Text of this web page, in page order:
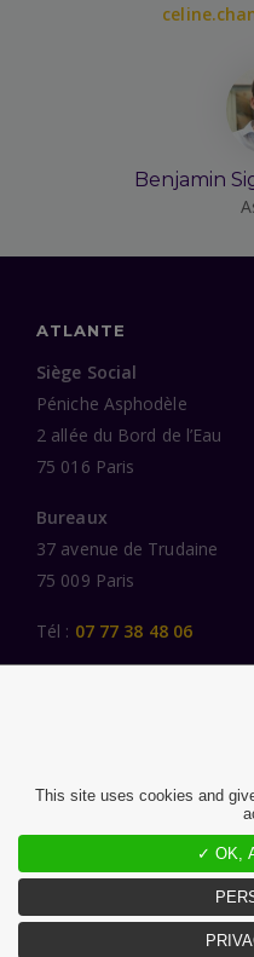
Benjamin
ATLANTE
Siège Social
Péniche Asphodèle
2 allée du Bord de l’Eau
75 016 Paris
Bureaux
37 avenue de Trudaine
75 009 Paris
Tél : 07 77 38 48 06
DES FEMMES ET DES
This site uses cookies and
✓ OK,